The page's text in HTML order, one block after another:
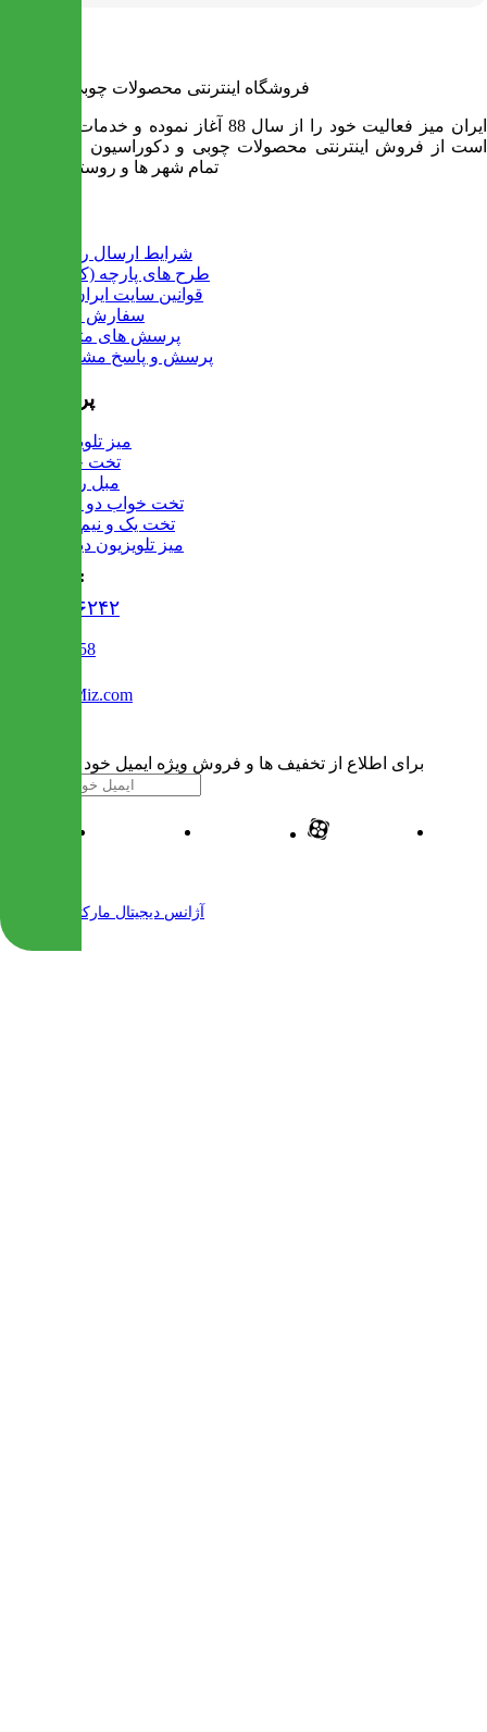
فروشگاه اینترنتی محصولات چوبی ایران میز
ایران میز فعالیت خود را از سال 88 آغاز نموده و خدمات آن عبارت
است از فروش اینترنتی محصولات چوبی و دکوراسیون و ارسال به
تمام شهر ها و روستاهای کشور
شرایط ارسال رایگان
طرح های پارچه (کالیته)
قوانین سایت ایران میز
سفارش عمده
پرسش های متداول
پرسش و پاسخ مشتریان
پرفروش ها
میز تلویزیون
تخت خواب
مبل راحتی
تخت خواب دو طبقه
تخت یک و نیم نفره
میز تلویزیون دیواری
تماس با ما :
۰۲۱۹۱۳۰۶۲۴۲
02122509458
Info@IranMiz.com
برای اطلاع از تخفیف ها و فروش ویژه ایمیل خود را وارد کنید
آژانس دیجیتال مارکتینگ مهرنت